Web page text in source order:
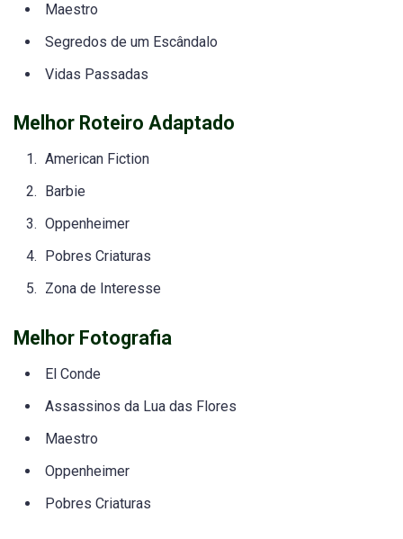
Maestro
Segredos de um Escândalo
Vidas Passadas
Melhor Roteiro Adaptado
American Fiction
Barbie
Oppenheimer
Pobres Criaturas
Zona de Interesse
Melhor Fotografia
El Conde
Assassinos da Lua das Flores
Maestro
Oppenheimer
Pobres Criaturas